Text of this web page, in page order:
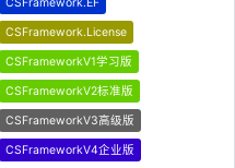
CSFramework.License
CSFrameworkV1学习版
CSFrameworkV2标准版
CSFrameworkV3高级版
CSFrameworkV4企业版